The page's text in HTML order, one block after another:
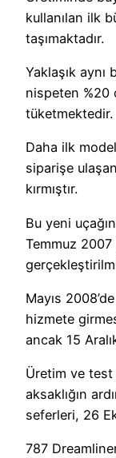
kullanılan ilk
taşımaktadır.
Yaklaşık aynı
nispeten %20
tüketmektedir.
Daha ilk
siparişe
kırmıştır.
Bu yeni
Temmuz
Mayıs
hizmete
ancak 15
Üretim ve test
aksaklığın
seferleri, 26
787